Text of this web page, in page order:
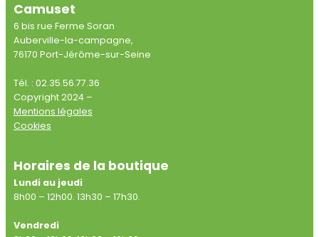
Camuset
6 bis rue Ferme Soran
Auberville-la-campagne,
76170 Port-Jérôme-sur-Seine
Tél. : 02.35.56.77.36
Copyright 2024 –
Mentions légales
Cookies
Horaires de la boutique
Lundi au jeudi
8h00 – 12h00. 13h30 – 17h30.
Vendredi